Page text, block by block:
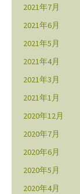
2021年7月
2021年6月
2021年5月
2021年4月
2021年3月
2021年1月
2020年12月
2020年7月
2020年6月
2020年5月
2020年4月